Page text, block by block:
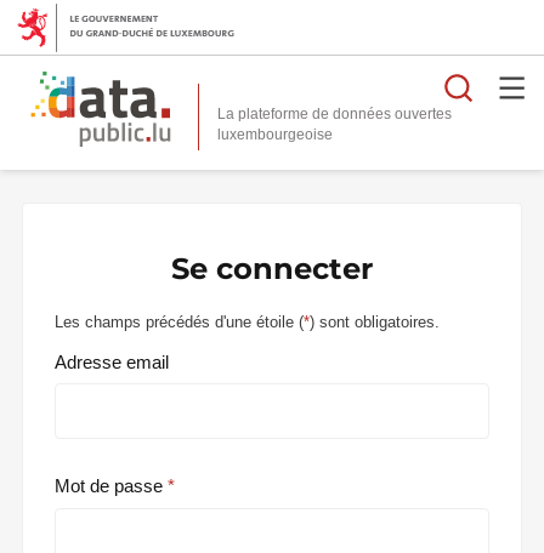
La plateforme de données ouvertes
Se connecter
Les champs précédés d'une étoile (*) sont obligatoires.
Adresse email
Mot de passe